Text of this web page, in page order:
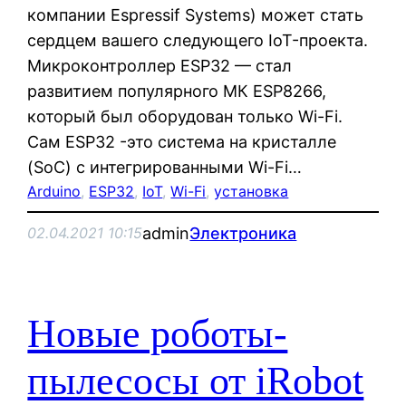
компании Espressif Systems) может стать
сердцем вашего следующего IoT-проекта.
Микроконтроллер ESP32 — стал
развитием популярного МК ESP8266,
который был оборудован только Wi-Fi.
Сам ESP32 -это система на кристалле
(SoC) с интегрированными Wi-Fi…
Arduino, ESP32, IoT, Wi-Fi, установка
02.04.2021 10:15adminЭлектроника
Новые роботы-
пылесосы от iRobot